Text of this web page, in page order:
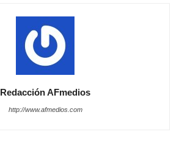
Redacción AFmedios
http://www.afmedios.com